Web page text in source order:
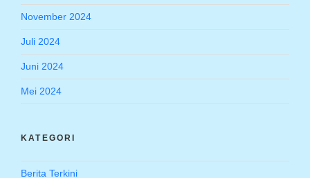
November 2024
Juli 2024
Juni 2024
Mei 2024
KATEGORI
Berita Terkini